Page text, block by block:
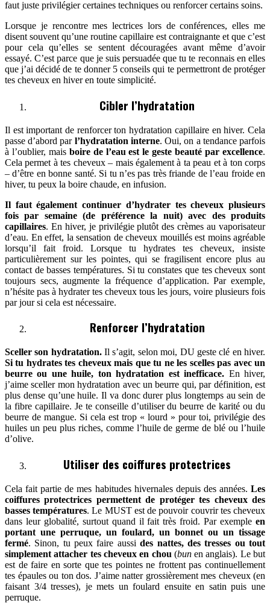
faut juste privilégier certaines techniques ou renforcer certains soins.
Lorsque je rencontre mes lectrices lors de conférences, elles me
disent souvent qu’une routine capillaire est contraignante et que c’est
pour cela qu’elles se sentent découragées avant même d’avoir
essayé. C’est parce que je suis persuadée que tu te reconnais en elles
que j’ai décidé de te donner 5 conseils qui te permettront de protéger
tes cheveux en hiver en toute simplicité.
Cibler l’hydratation
Il est important de renforcer ton hydratation capillaire en hiver. Cela
passe d’abord par l’hydratation interne. Oui, on a tendance parfois
à l’oublier, mais boire de l’eau est le geste beauté par excellence.
Cela permet à tes cheveux – mais également à ta peau et à ton corps
– d’être en bonne santé. Si tu n’es pas très friande de l’eau froide en
hiver, tu peux la boire chaude, en infusion.
Il faut également continuer d’hydrater tes cheveux plusieurs
fois par semaine (de préférence la nuit) avec des produits
capillaires. En hiver, je privilégie plutôt des crèmes au vaporisateur
d’eau. En effet, la sensation de cheveux mouillés est moins agréable
lorsqu’il fait froid. Lorsque tu hydrates tes cheveux, insiste
particulièrement sur les pointes, qui se fragilisent encore plus au
contact de basses températures. Si tu constates que tes cheveux sont
toujours secs, augmente la fréquence d’application. Par exemple,
n’hésite pas à hydrater tes cheveux tous les jours, voire plusieurs fois
par jour si cela est nécessaire.
Renforcer l’hydratation
Sceller son hydratation.Il s’agit, selon moi, DU geste clé en hiver.
Si tu hydrates tes cheveux mais que tu ne les scelles pas avec un
beurre ou une huile, ton hydratation est inefficace. En hiver,
j’aime sceller mon hydratation avec un beurre qui, par définition, est
plus dense qu’une huile. Il va donc durer plus longtemps au sein de
la fibre capillaire. Je te conseille d’utiliser du beurre de karité ou du
beurre de mangue. Si cela est trop « lourd » pour toi, privilégie des
huiles un peu plus riches, comme l’huile de germe de blé ou l’huile
d’olive.
Utiliser des coiffures protectrices
Cela fait partie de mes habitudes hivernales depuis des années. Les
coiffures protectrices permettent de protéger tes cheveux des
basses températures. Le MUST est de pouvoir couvrir tes cheveux
dans leur globalité, surtout quand il fait très froid. Par exemple en
portant une perruque, un foulard, un bonnet ou un tissage
fermé. Sinon, tu peux faire aussides nattes, des tresses ou tout
simplement attacher tes cheveux en chou (bunen anglais). Le but
est de faire en sorte que tes pointes ne frottent pas continuellement
tes épaules ou ton dos. J’aime natter grossièrement mes cheveux (en
faisant 3/4 tresses), je mets un foulard ensuite en satin puis une
perruque.